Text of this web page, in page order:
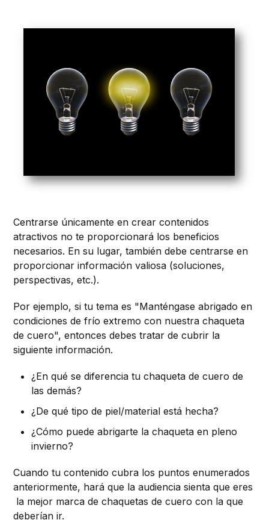
Centrarse únicamente en crear contenidos
atractivos no te proporcionará los beneficios
necesarios. En su lugar, también debe centrarse en
proporcionar información valiosa (soluciones,
perspectivas, etc.).
Por ejemplo, si tu tema es "Manténgase abrigado en
condiciones de frío extremo con nuestra chaqueta
de cuero", entonces debes tratar de cubrir la
siguiente información.
¿En qué se diferencia tu chaqueta de cuero de
las demás?
¿De qué tipo de piel/material está hecha?
¿Cómo puede abrigarte la chaqueta en pleno
invierno?
Cuando tu contenido cubra los puntos enumerados
anteriormente, hará que la audiencia sienta que eres
la mejor marca de chaquetas de cuero con la que
deberían ir.